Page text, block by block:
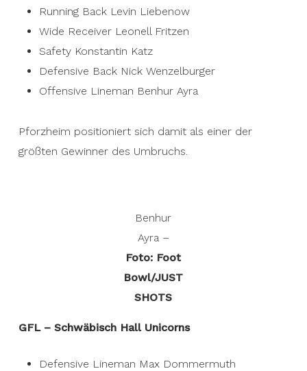
Running Back Levin Liebenow
Wide Receiver Leonell Fritzen
Safety Konstantin Katz
Defensive Back Nick Wenzelburger
Offensive Lineman Benhur Ayra
Pforzheim positioniert sich damit als einer der
größten Gewinner des Umbruchs.
Benhur
Ayra –
Foto: Foot
Bowl/JUST
SHOTS
GFL – Schwäbisch Hall Unicorns
Defensive Lineman Max Dommermuth